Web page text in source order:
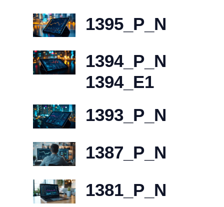
1395_P_N
1394_P_N
1394_E1
1393_P_N
1387_P_N
1381_P_N